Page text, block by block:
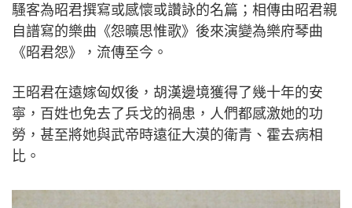
騷客為昭君撰寫或感懷或讚詠的名篇；相傳由昭君親
自譜寫的樂曲《怨曠思惟歌》後來演變為樂府琴曲
《昭君怨》，流傳至今。
王昭君在遠嫁匈奴後，胡漢邊境獲得了幾十年的安
寧，百姓也免去了兵戈的禍患，人們都感激她的功
勞，甚至將她與武帝時遠征大漠的衛青、霍去病相
比。